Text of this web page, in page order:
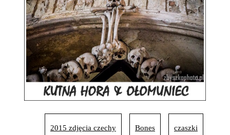
2015 zdjęcia czechy Bones czaszki